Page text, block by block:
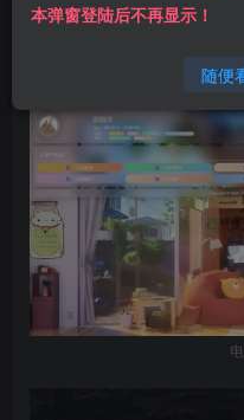
手机/电脑自适应，排版更
本弹窗登陆后不再显示！
随便